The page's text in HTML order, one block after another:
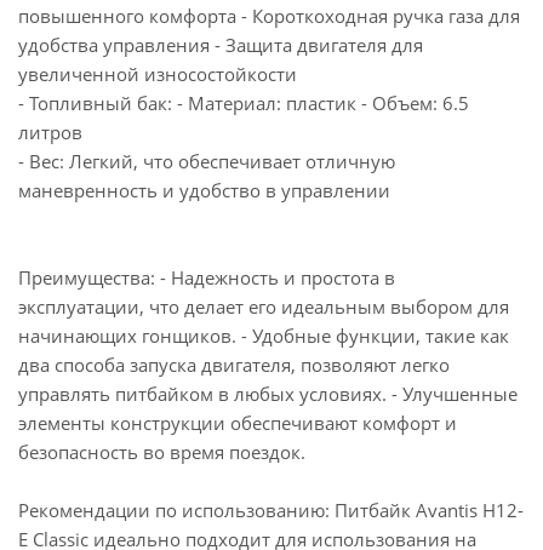
повышенного комфорта - Короткоходная ручка газа для
удобства управления - Защита двигателя для
увеличенной износостойкости
- Топливный бак: - Материал: пластик - Объем: 6.5
литров
- Вес: Легкий, что обеспечивает отличную
маневренность и удобство в управлении
Преимущества: - Надежность и простота в
эксплуатации, что делает его идеальным выбором для
начинающих гонщиков. - Удобные функции, такие как
два способа запуска двигателя, позволяют легко
управлять питбайком в любых условиях. - Улучшенные
элементы конструкции обеспечивают комфорт и
безопасность во время поездок.
Рекомендации по использованию: Питбайк Avantis H12-
E Classic идеально подходит для использования на